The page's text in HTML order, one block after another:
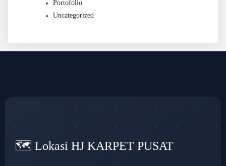
Portofolio
Uncategorized
🗺️ Lokasi HJ KARPET PUSAT